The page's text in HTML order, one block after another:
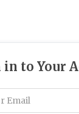
in to Your